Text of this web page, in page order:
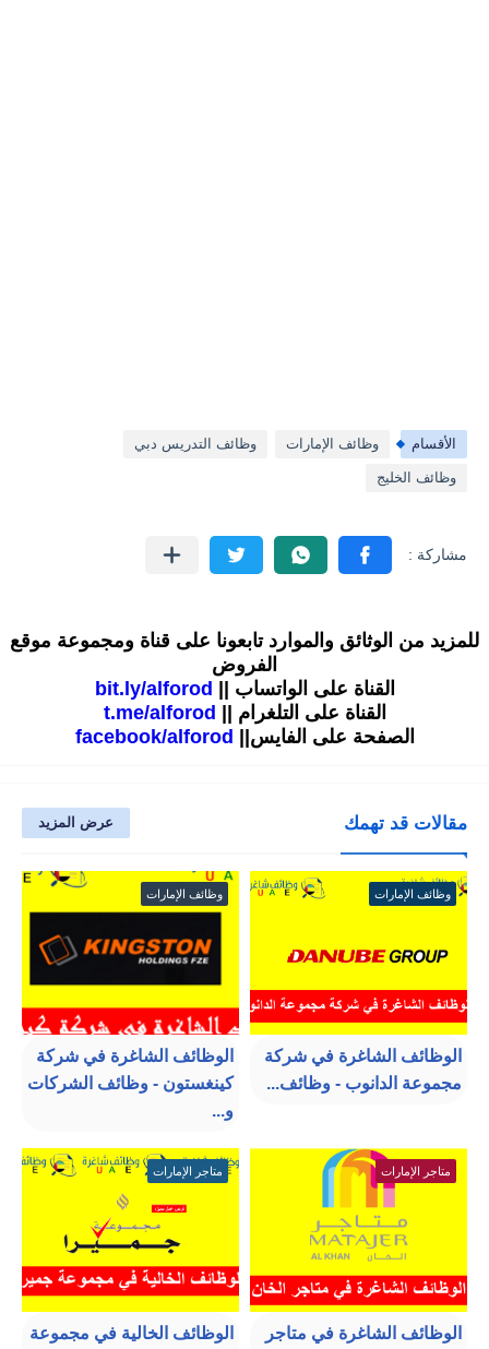
الأقسام وظائف الإمارات وظائف التدريس دبي
وظائف الخليج
للمزيد من الوثائق والموارد تابعونا على قناة ومجموعة موقع
الفروض
القناة على الواتساب || bit.ly/alforod
القناة على التلغرام || t.me/alforod
الصفحة على الفايس|| facebook/alforod
مقالات قد تهمك عرض المزيد
وظائف الإمارات
الوظائف الشاغرة في شركة
مجموعة الدانوب - وظائف...
وظائف الإمارات
الوظائف الشاغرة في شركة
كينغستون - وظائف الشركات
و...
متاجر الإمارات
الوظائف الشاغرة في متاجر
متاجر الإمارات
الوظائف الخالية في مجموعة